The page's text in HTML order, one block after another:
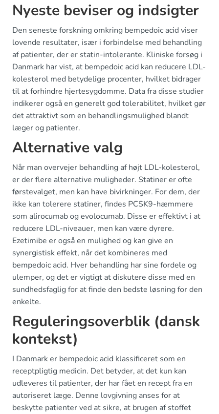
Nyeste beviser og indsigter
Den seneste forskning omkring bempedoic acid viser
lovende resultater, især i forbindelse med behandling
af patienter, der er statin-intolerante. Kliniske forsøg i
Danmark har vist, at bempedoic acid kan reducere LDL-
kolesterol med betydelige procenter, hvilket bidrager
til at forhindre hjertesygdomme. Data fra disse studier
indikerer også en generelt god tolerabilitet, hvilket gør
det attraktivt som en behandlingsmulighed blandt
læger og patienter.
Alternative valg
Når man overvejer behandling af højt LDL-kolesterol,
er der flere alternative muligheder. Statiner er ofte
førstevalget, men kan have bivirkninger. For dem, der
ikke kan tolerere statiner, findes PCSK9-hæmmere
som alirocumab og evolocumab. Disse er effektivt i at
reducere LDL-niveauer, men kan være dyrere.
Ezetimibe er også en mulighed og kan give en
synergistisk effekt, når det kombineres med
bempedoic acid. Hver behandling har sine fordele og
ulemper, og det er vigtigt at diskutere disse med en
sundhedsfaglig for at finde den bedste løsning for den
enkelte.
Reguleringsoverblik (dansk
kontekst)
I Danmark er bempedoic acid klassificeret som en
receptpligtig medicin. Det betyder, at det kun kan
udleveres til patienter, der har fået en recept fra en
autoriseret læge. Denne lovgivning anses for at
beskytte patienter ved at sikre, at brugen af stoffet